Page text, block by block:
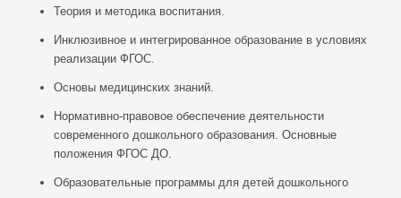
Теория и методика воспитания.
Инклюзивное и интегрированное образование в условиях
реализации ФГОС.
Основы медицинских знаний.
Нормативно-правовое обеспечение деятельности
современного дошкольного образования. Основные
положения ФГОС ДО.
Образовательные программы для детей дошкольного